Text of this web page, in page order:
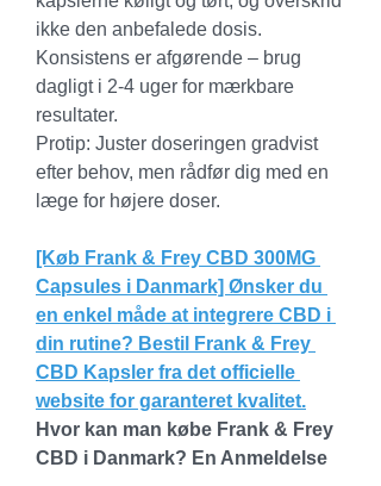
ikke den anbefalede dosis.
Konsistens er afgørende – brug
dagligt i 2-4 uger for mærkbare
resultater.
Protip: Juster doseringen gradvist
efter behov, men rådfør dig med en
læge for højere doser.
[Køb Frank & Frey CBD 300MG
Capsules i Danmark] Ønsker du
en enkel måde at integrere CBD i
din rutine? Bestil Frank & Frey
CBD Kapsler fra det officielle
website for garanteret kvalitet.
Hvor kan man købe Frank & Frey
CBD i Danmark? En Anmeldelse